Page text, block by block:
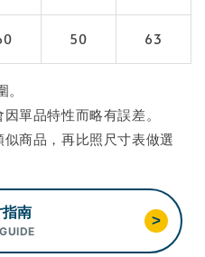
50 63
單品特性而略有誤差。
商品，再比照尺寸表做選
南 >